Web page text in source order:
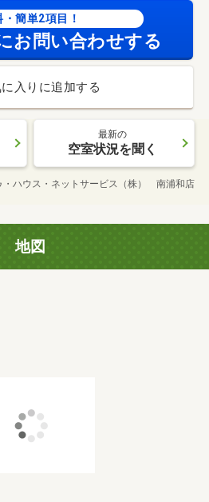
・簡単2項目！
お問い合わせする
入りに追加する
最新の
空室状況を聞く
・ハウス・ネットサービス（株） 南浦和店
地図